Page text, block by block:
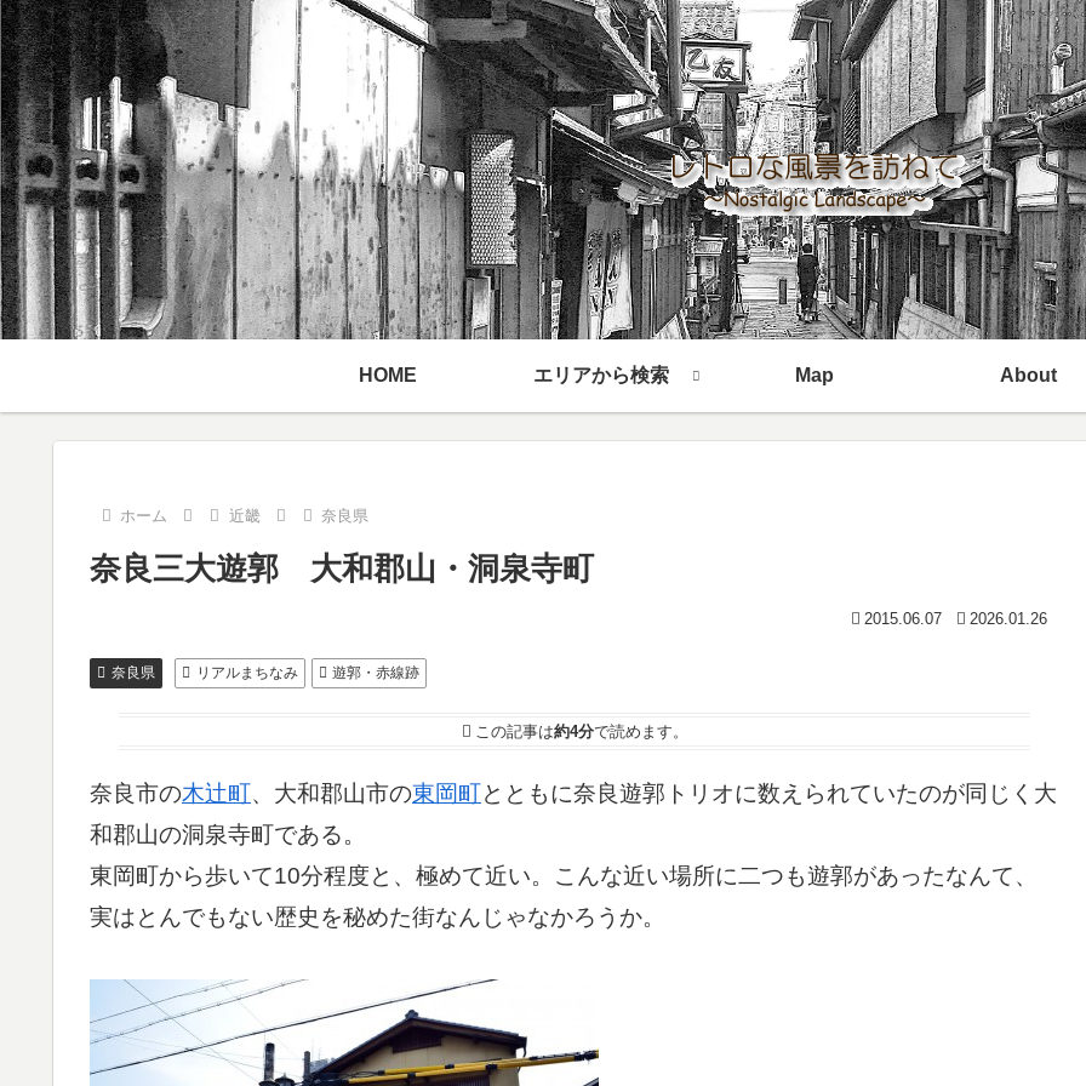
HOME エリアから検索 Map About
ホーム 近畿 奈良県
奈良三大遊郭 大和郡山・洞泉寺町
2015.06.07 2026.01.26
奈良県 リアルまちなみ 遊郭・赤線跡
この記事は約4分で読めます。
奈良市の木辻町、大和郡山市の東岡町とともに奈良遊郭トリオに数えられていたのが同じく大
和郡山の洞泉寺町である。
東岡町から歩いて10分程度と、極めて近い。こんな近い場所に二つも遊郭があったなんて、
実はとんでもない歴史を秘めた街なんじゃなかろうか。